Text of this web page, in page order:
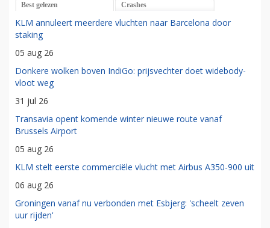
Best gelezen Crashes
KLM annuleert meerdere vluchten naar Barcelona door
staking
05 aug 26
Donkere wolken boven IndiGo: prijsvechter doet widebody-
vloot weg
31 jul 26
Transavia opent komende winter nieuwe route vanaf
Brussels Airport
05 aug 26
KLM stelt eerste commerciële vlucht met Airbus A350-900 uit
06 aug 26
Groningen vanaf nu verbonden met Esbjerg: 'scheelt zeven
uur rijden'